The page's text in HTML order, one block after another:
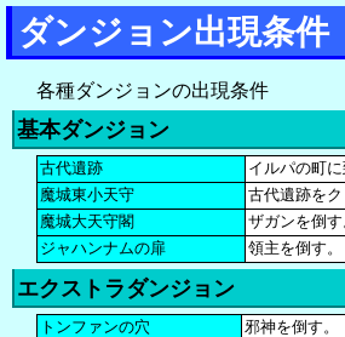
ダンジョン出現条件
各種ダンジョンの出現条件
基本ダンジョン
古代遺跡
イルパの町に
魔城東小天守
古代遺跡をク
魔城大天守閣
ザガンを倒す
ジャハンナムの扉
領主を倒す。
エクストラダンジョン
トンファンの穴
邪神を倒す。